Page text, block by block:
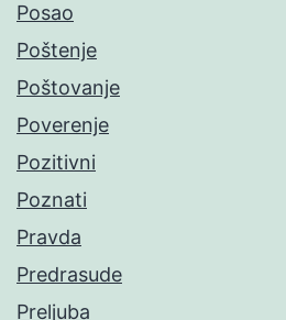
Posao
Poštenje
Poštovanje
Poverenje
Pozitivni
Poznati
Pravda
Predrasude
Preljuba